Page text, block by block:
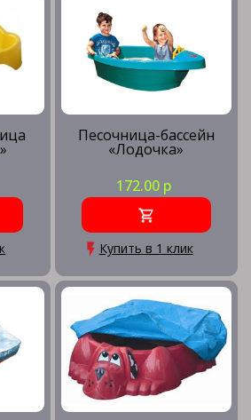
Песочница-бассейн
«Лодочка»
172.00 р
Купить в 1 клик